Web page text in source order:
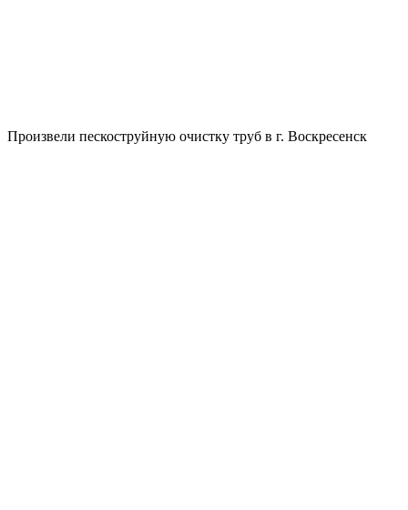
Произвели пескоструйную очистку труб в г. Воскресенск